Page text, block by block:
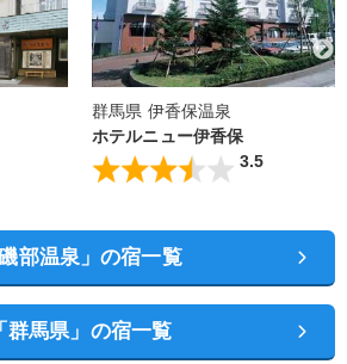
群馬県 伊香保温泉
ホテルニュー伊香保
3.5
磯部温泉」の宿一覧
「群馬県」の宿一覧